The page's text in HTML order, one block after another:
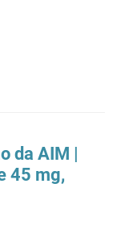
da AIM |
45 mg,